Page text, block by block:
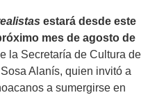
estará desde este
mes de agosto de
la Secretaría de Cultura de
Alanís, quien invitó a
a sumergirse en